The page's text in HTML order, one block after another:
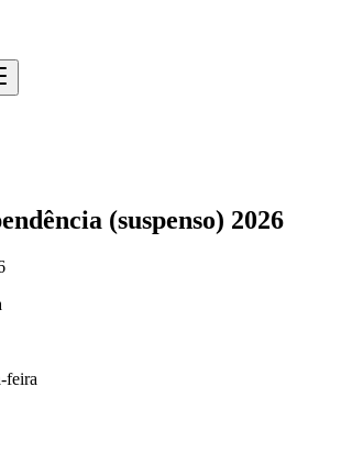
(suspenso) 2026
feira